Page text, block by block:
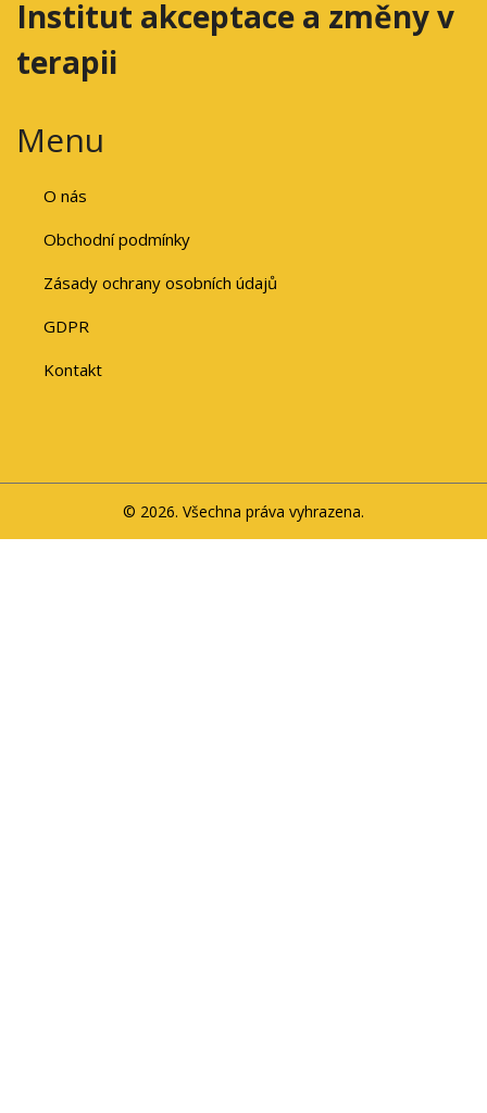
Institut akceptace a změny v
terapii
Menu
O nás
Obchodní podmínky
Zásady ochrany osobních údajů
GDPR
Kontakt
© 2026. Všechna práva vyhrazena.